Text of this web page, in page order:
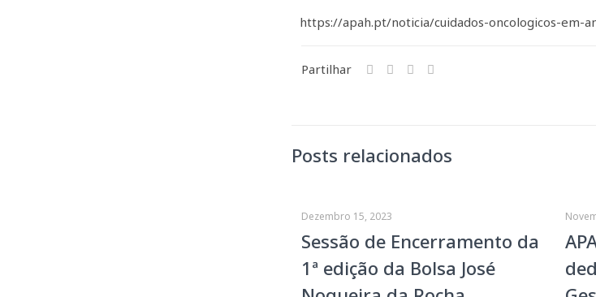
https://apah.pt/noticia/cuidados-oncologicos-em-
Partilhar
Posts relacionados
Dezembro 15, 2023
Sessão de Encerramento da
1ª edição da Bolsa José